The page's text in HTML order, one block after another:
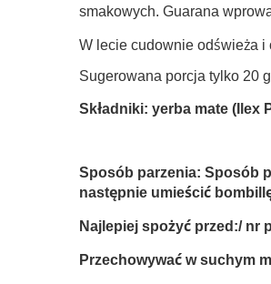
smakowych. Guarana
W lecie cudownie odświeża
Sugerowana porcja tylko 20
Składniki: yerba mate (Ilex
Sposób parzenia: Sposób
następnie umieścić
Najlepiej spożyć przed:/ nr
Przechowywać w suchym